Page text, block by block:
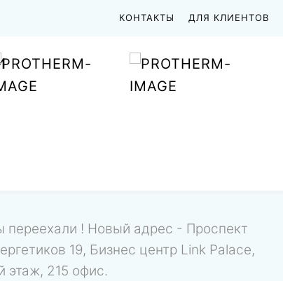
КОНТАКТЫ ДЛЯ КЛИЕНТОВ
переехали ! Новый адрес - Проспект
19, Бизнес центр Link Palace,
этаж, 215 офис.